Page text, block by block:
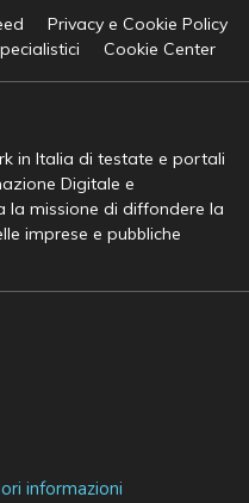
Privacy e Cookie Policy
Cookie Center
in Italia di testate e portali
Digitale e
la missione di diffondere la
imprese e pubbliche
informazioni